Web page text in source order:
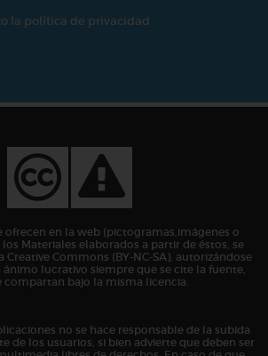
la política de privacidad
ofrecen en la web (pictogramas,imágenes o
Materiales elaborados a partir de éstos, se
Creative Commons (BY-NC-SA), autorizándose
ánimo lucrativo siempre que se cite la fuente,
compartan bajo la misma licencia.
no se hace responsable de la subida
de los usuarios, si bien advierte que deben ser